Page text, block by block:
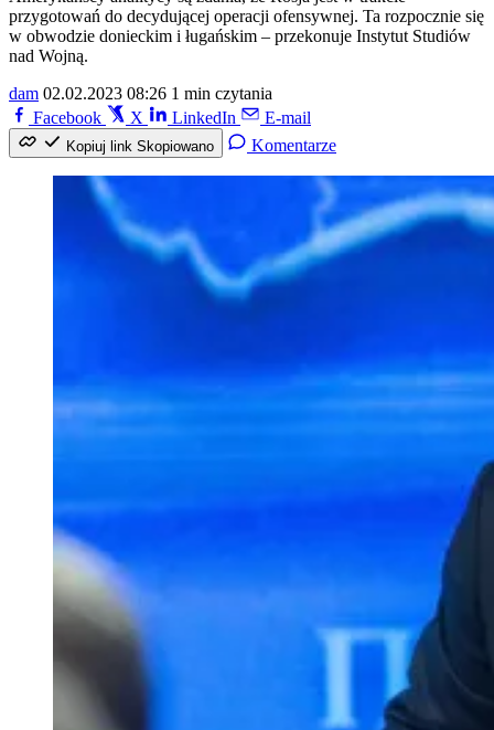
przygotowań do decydującej operacji ofensywnej. Ta rozpocznie się
w obwodzie donieckim i ługańskim – przekonuje Instytut Studiów
nad Wojną.
dam 02.02.2023 08:26 1 min czytania
Facebook
X LinkedIn E-mail
Kopiuj link Skopiowano Komentarze